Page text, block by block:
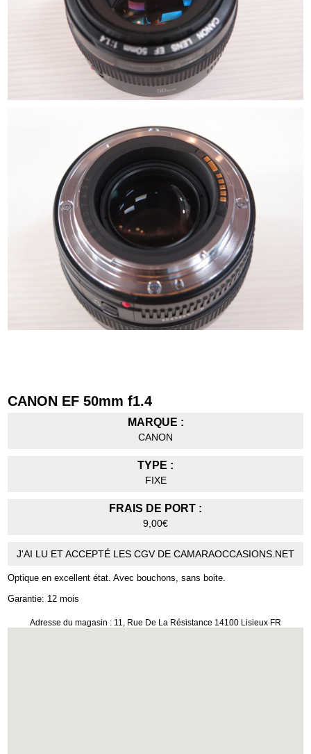
CANON EF 50mm f1.4
MARQUE :
CANON
TYPE :
FIXE
FRAIS DE PORT :
9,00€
J'AI LU ET ACCEPTÉ LES CGV DE CAMARAOCCASIONS.NET
Optique en excellent état. Avec bouchons, sans boite.
Garantie: 12 mois
Adresse du magasin : 11, Rue De La Résistance 14100 Lisieux FR